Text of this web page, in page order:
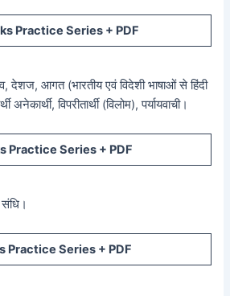
Practice Series + PDF
देशज, आगत (भारतीय एवं विदेशी भाषाओं से हिंदी
विपरीतार्थी (विलोम), पर्यायवाची।
Practice Series + PDF
Practice Series + PDF